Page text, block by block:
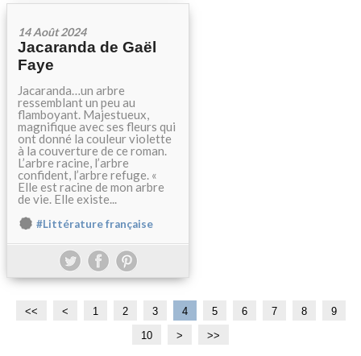
14 Août 2024
Jacaranda de Gaël
Faye
Jacaranda…un arbre
ressemblant un peu au
flamboyant. Majestueux,
magnifique avec ses fleurs qui
ont donné la couleur violette
à la couverture de ce roman.
L’arbre racine, l’arbre
confident, l’arbre refuge. «
Elle est racine de mon arbre
de vie. Elle existe...
#Littérature française
<< < 1 2 3 4 5 6 7 8
9
10
2
3
> >>